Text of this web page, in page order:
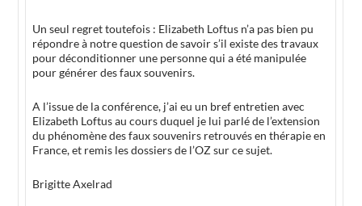
Un seul regret toutefois : Elizabeth Loftus n’a pas bien pu
répondre à notre question de savoir s’il existe des travaux
pour déconditionner une personne qui a été manipulée
pour générer des faux souvenirs.
A l’issue de la conférence, j’ai eu un bref entretien avec
Elizabeth Loftus au cours duquel je lui parlé de l’extension
du phénomène des faux souvenirs retrouvés en thérapie en
France, et remis les dossiers de l’OZ sur ce sujet.
Brigitte Axelrad